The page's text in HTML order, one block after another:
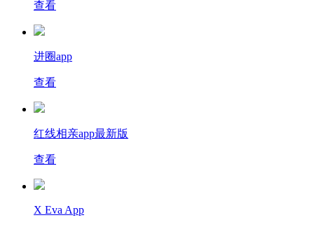
查看
进圈app
查看
红线相亲app最新版
查看
X Eva App